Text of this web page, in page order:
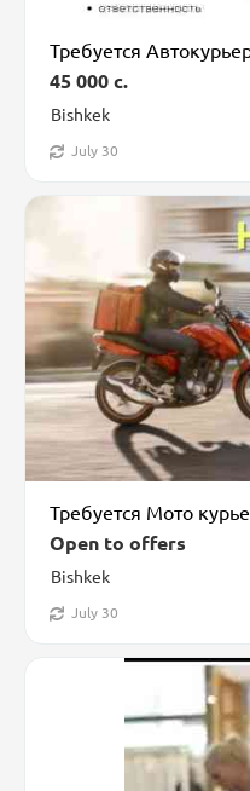
Bishkek
45 000 c.
July 30
Требуется Мото
Bishkek
Open to offers
July 30